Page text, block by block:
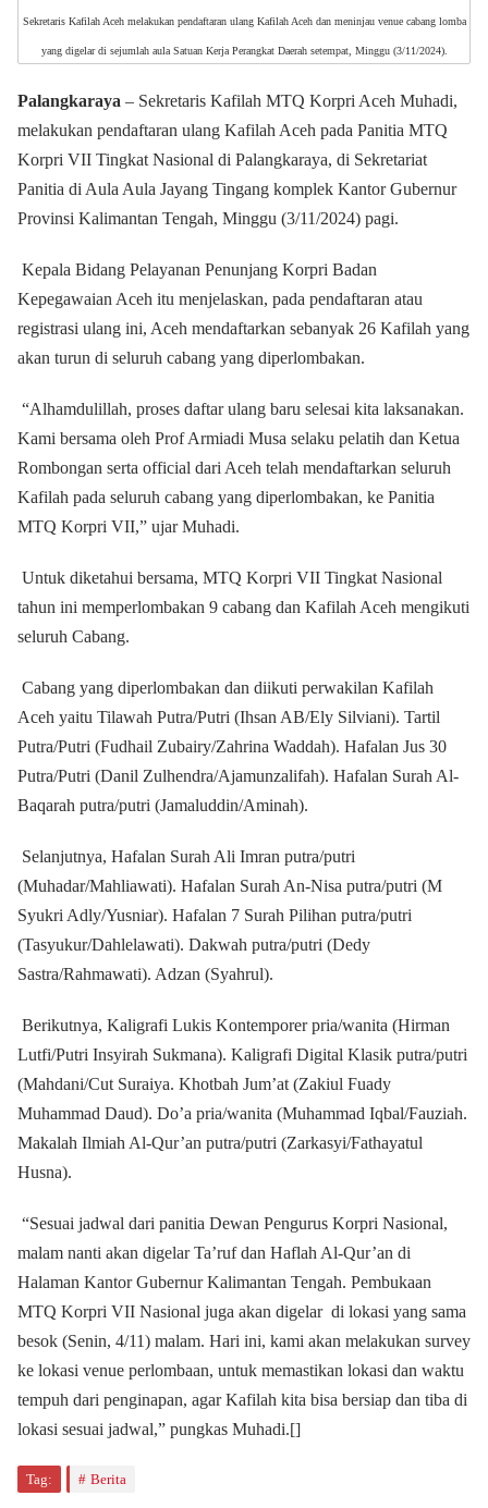
Sekretaris Kafilah Aceh melakukan pendaftaran ulang Kafilah Aceh dan meninjau venue cabang lomba
yang digelar di sejumlah aula Satuan Kerja Perangkat Daerah setempat, Minggu (3/11/2024).
Palangkaraya – Sekretaris Kafilah MTQ Korpri Aceh Muhadi,
melakukan pendaftaran ulang Kafilah Aceh pada Panitia MTQ
Korpri VII Tingkat Nasional di Palangkaraya, di Sekretariat
Panitia di Aula Aula Jayang Tingang komplek Kantor Gubernur
Provinsi Kalimantan Tengah, Minggu (3/11/2024) pagi.
Kepala Bidang Pelayanan Penunjang Korpri Badan
Kepegawaian Aceh itu menjelaskan, pada pendaftaran atau
registrasi ulang ini, Aceh mendaftarkan sebanyak 26 Kafilah yang
akan turun di seluruh cabang yang diperlombakan.
“Alhamdulillah, proses daftar ulang baru selesai kita laksanakan.
Kami bersama oleh Prof Armiadi Musa selaku pelatih dan Ketua
Rombongan serta official dari Aceh telah mendaftarkan seluruh
Kafilah pada seluruh cabang yang diperlombakan, ke Panitia
MTQ Korpri VII,” ujar Muhadi.
Untuk diketahui bersama, MTQ Korpri VII Tingkat Nasional
tahun ini memperlombakan 9 cabang dan Kafilah Aceh mengikuti
seluruh Cabang.
Cabang yang diperlombakan dan diikuti perwakilan Kafilah
Aceh yaitu Tilawah Putra/Putri (Ihsan AB/Ely Silviani). Tartil
Putra/Putri (Fudhail Zubairy/Zahrina Waddah). Hafalan Jus 30
Putra/Putri (Danil Zulhendra/Ajamunzalifah). Hafalan Surah Al-
Baqarah putra/putri (Jamaluddin/Aminah).
Selanjutnya, Hafalan Surah Ali Imran putra/putri
(Muhadar/Mahliawati). Hafalan Surah An-Nisa putra/putri (M
Syukri Adly/Yusniar). Hafalan 7 Surah Pilihan putra/putri
(Tasyukur/Dahlelawati). Dakwah putra/putri (Dedy
Sastra/Rahmawati). Adzan (Syahrul).
Berikutnya, Kaligrafi Lukis Kontemporer pria/wanita (Hirman
Lutfi/Putri Insyirah Sukmana). Kaligrafi Digital Klasik putra/putri
(Mahdani/Cut Suraiya. Khotbah Jum’at (Zakiul Fuady
Muhammad Daud). Do’a pria/wanita (Muhammad Iqbal/Fauziah.
Makalah Ilmiah Al-Qur’an putra/putri (Zarkasyi/Fathayatul
Husna).
“Sesuai jadwal dari panitia Dewan Pengurus Korpri Nasional,
malam nanti akan digelar Ta’ruf dan Haflah Al-Qur’an di
Halaman Kantor Gubernur Kalimantan Tengah. Pembukaan
MTQ Korpri VII Nasional juga akan digelar di lokasi yang sama
besok (Senin, 4/11) malam. Hari ini, kami akan melakukan survey
ke lokasi venue perlombaan, untuk memastikan lokasi dan waktu
tempuh dari penginapan, agar Kafilah kita bisa bersiap dan tiba di
lokasi sesuai jadwal,” pungkas Muhadi.[]
Tag: Berita